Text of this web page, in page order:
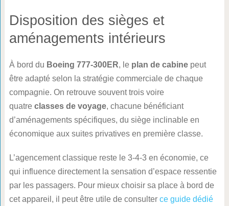
Disposition des sièges et
aménagements intérieurs
À bord du Boeing 777-300ER, le plan de cabinepeut
être adapté selon la stratégie commerciale de chaque
compagnie. On retrouve souvent trois voire
quatre classes de voyage, chacune bénéficiant
d’aménagements spécifiques, du siège inclinable en
économique aux suites privatives en première classe.
L’agencement classique reste le 3-4-3 en économie, ce
qui influence directement la sensation d’espace ressentie
par les passagers. Pour mieux choisir sa place à bord de
cet appareil, il peut être utile de consulter ce guide dédié